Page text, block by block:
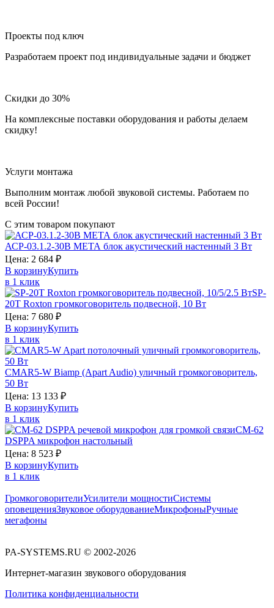
Проекты под ключ
Разработаем проект под индивидуальные задачи и бюджет
Скидки до 30%
На комплексные поставки оборудования и работы делаем
скидку!
Услуги монтажа
Выполним монтаж любой звуковой системы. Работаем по
всей России!
С этим товаром покупают
АСР-03.1.2-30В МЕТА блок акустический настенный 3 Вт
Цена: 2 684 ₽
В корзинуКупить
в 1 клик
SP-
20T Roxton громкоговоритель подвесной, 10 Вт
Цена: 7 680 ₽
В корзинуКупить
в 1 клик
CMAR5-W Biamp (Apart Audio) уличный громкоговоритель,
50 Вт
Цена: 13 133 ₽
В корзинуКупить
в 1 клик
CM-62
DSPPA микрофон настольный
Цена: 8 523 ₽
В корзинуКупить
в 1 клик
ГромкоговорителиУсилители мощностиСистемы
оповещенияЗвуковое оборудованиеМикрофоныРучные
мегафоны
PA-SYSTEMS.RU © 2002-2026
Интернет-магазин звукового оборудования
Политика конфиденциальности